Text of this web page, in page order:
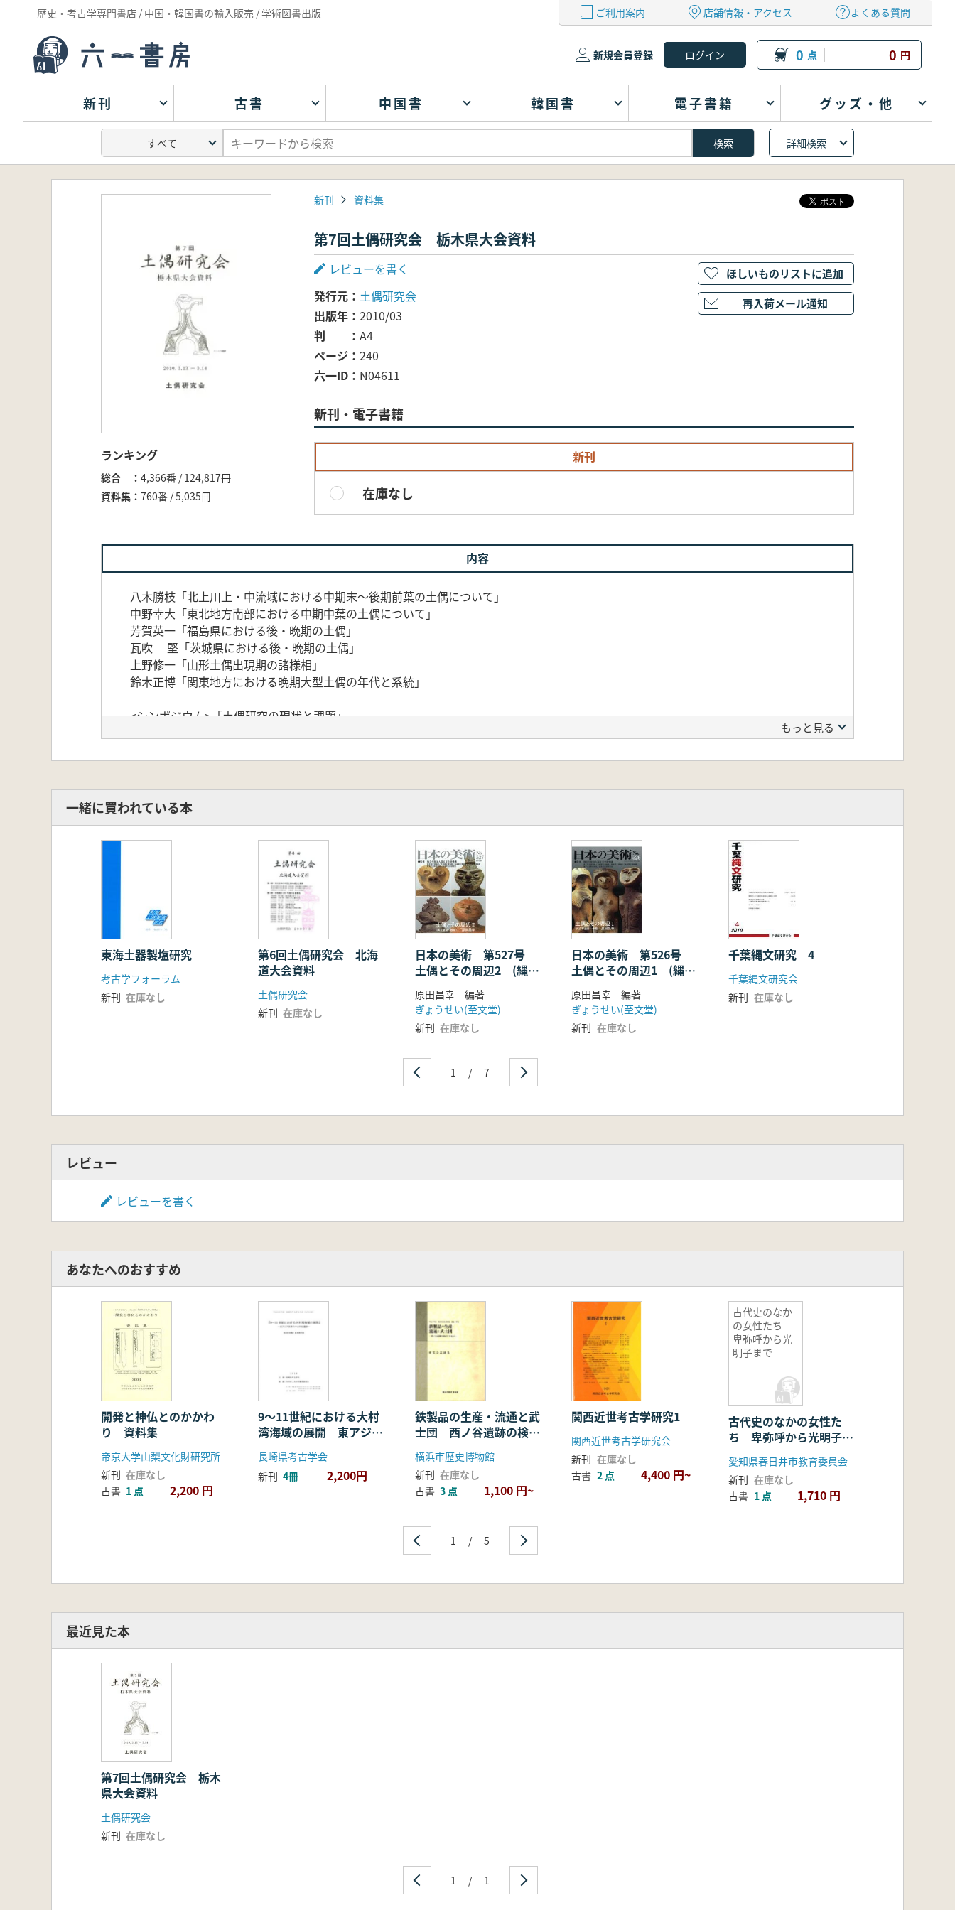
歴史・考古学専門書店 / 中国・韓国書の輸入販売 / 学術図書出版 ご利用案内 店舗情報・アクセス よくある質問
新規会員登録 0 点 0 円
新刊 古書 中国書 韓国書 電子書籍 グッズ・他
詳細検索
ランキング
総合
4,366番 / 124,817冊
資料集
760番 / 5,035冊
新刊 資料集
第7回土偶研究会 栃木県大会資料
レビューを書く
発行元
土偶研究会
出版年
2010/03
判
A4
ページ
240
六一ID
N04611
新刊・電子書籍
新刊
在庫なし
ほしいものリストに追加
再入荷メール通知
内容
八木勝枝「北上川上・中流域における中期末～後期前葉の土偶について」
中野幸大「東北地方南部における中期中葉の土偶について」
芳賀英一「福島県における後・晩期の土偶」
瓦吹 堅「茨城県における後・晩期の土偶」
上野修一「山形土偶出現期の諸様相」
鈴木正博「関東地方における晩期大型土偶の年代と系統」
<シンポジウム>「土偶研究の現状と課題」
榎本剛治「環状列石と土偶」
八重樫純樹「土偶データ化の問題点と今後の課題]
もっと見る
一緒に買われている本
東海土器製塩研究
考古学フォーラム
新刊 在庫なし
第6回土偶研究会 北海
道大会資料
土偶研究会
新刊 在庫なし
日本の美術 第527号
土偶とその周辺2 (縄文
後期〜晩期)
原田昌幸 編著
ぎょうせい(至文堂)
新刊 在庫なし
日本の美術 第526号
土偶とその周辺1 (縄文
創期〜中期)
原田昌幸 編著
ぎょうせい(至文堂)
新刊 在庫なし
千葉縄文研究 4
千葉縄文研究会
新刊 在庫なし
1 / 7
レビュー
レビューを書く
あなたへのおすすめ
開発と神仏とのかかわ
り 資料集
帝京大学山梨文化財研究所
新刊 在庫なし
古書 1 点 2,200 円
9〜11世紀における大村
湾海域の展開 東アジア
長崎県考古学会
新刊 4冊 2,200円
鉄製品の生産・流通と武
士団 西ノ谷遺跡の検討
横浜市歴史博物館
新刊 在庫なし
古書 3 点 1,100 円~
関西近世考古学研究1
関西近世考古学研究会
新刊 在庫なし
古書 2 点 4,400 円~
古代史のなか
の女性たち
卑弥呼から光
明子まで
古代史のなかの女性た
ち 卑弥呼から光明子ま
で
愛知県春日井市教育委員会
新刊 在庫なし
古書 1 点 1,710 円
1 / 5
最近見た本
第7回土偶研究会 栃木
県大会資料
土偶研究会
新刊 在庫なし
1 / 1